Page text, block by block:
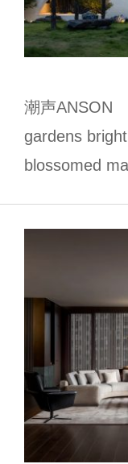
潮声ANSON
gardens
blossomed